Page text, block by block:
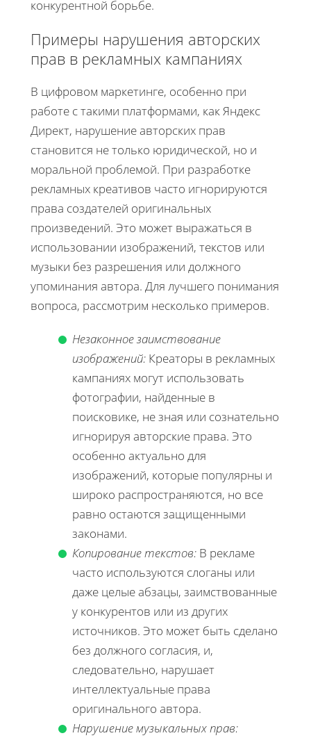
конкурентной борьбе.
Примеры нарушения авторских
прав в рекламных кампаниях
В цифровом маркетинге, особенно при
работе с такими платформами, как Яндекс
Директ, нарушение авторских прав
становится не только юридической, но и
моральной проблемой. При разработке
рекламных креативов часто игнорируются
права создателей оригинальных
произведений. Это может выражаться в
использовании изображений, текстов или
музыки без разрешения или должного
упоминания автора. Для лучшего понимания
вопроса, рассмотрим несколько примеров.
Незаконное заимствование
изображений: Креаторы в рекламных
кампаниях могут использовать
фотографии, найденные в
поисковике, не зная или сознательно
игнорируя авторские права. Это
особенно актуально для
изображений, которые популярны и
широко распространяются, но все
равно остаются защищенными
законами.
Копирование текстов: В рекламе
часто используются слоганы или
даже целые абзацы, заимствованные
у конкурентов или из других
источников. Это может быть сделано
без должного согласия, и,
следовательно, нарушает
интеллектуальные права
оригинального автора.
Нарушение музыкальных прав: